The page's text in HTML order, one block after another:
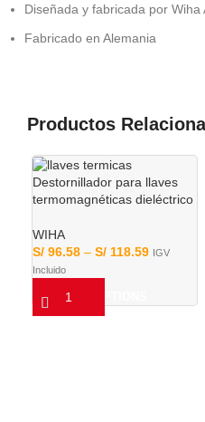
Diseñada y fabricada por Wiha
Fabricado en Alemania
Productos
Destornillador para llaves
termomagnéticas dieléctrico
WIHA
S/96.58 – S/118.59 IGV
Incluido
SELECT OPTIONS